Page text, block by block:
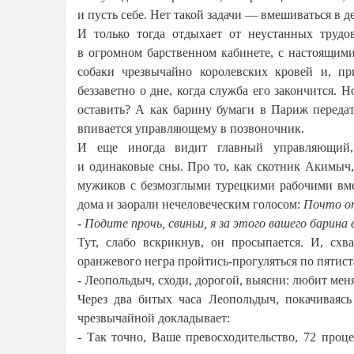
и пусть себе. Нет такой задачи — вмешиваться в
И только тогда отдыхает от неустанных
в огромном барственном кабинете, с
собаки чрезвычайно королевских кровей и,
беззаветно о дне, когда служба его закончится.
оставить? А как барину бумаги в Париж
впивается управляющему в позвоночник.
И еще иногда видит главный
и одинаковые сны. Про то, как скотник Акимыч,
мужиков с безмозглыми турецкими рабочими
дома и заорали нечеловеческим голосом: Почто
- Подите прочь, свиньи, я за этого вашего барина
Тут, слабо вскрикнув, он просыпается. И,
оранжевого негра пройтись-прогуляться по
- Леопольдыч, сходи, дорогой, выясни: любит
Через два битых часа Леопольдыч,
чрезвычайной докладывает:
- Так точно, Ваше превосходительство, 72